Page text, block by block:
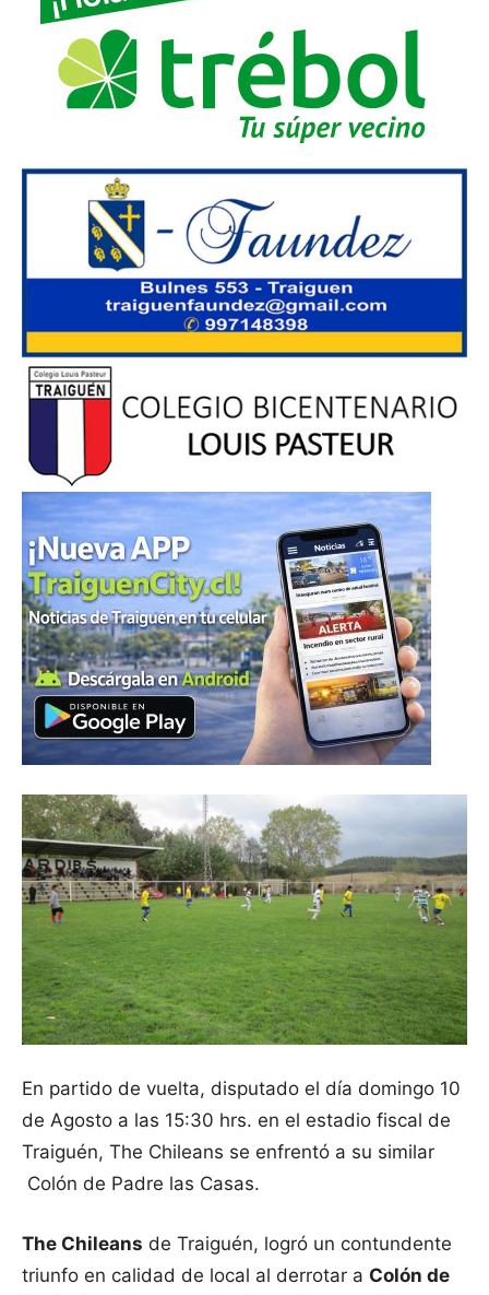
En partido de vuelta, disputado el día domingo 10
de Agosto a las 15:30 hrs. en el estadio fiscal de
Traiguén, The Chileans se enfrentó a su similar
Colón de Padre las Casas.
The Chileans de Traiguén, logró un contundente
triunfo en calidad de local al derrotar a Colón de